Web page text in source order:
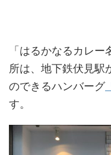
「はるかなるカレ
所は、地下鉄伏見駅
のできるハンバーグ
す。